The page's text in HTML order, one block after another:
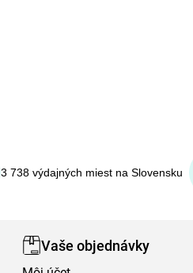
3 738 výdajných miest na Slovensku
Vaše objednávky